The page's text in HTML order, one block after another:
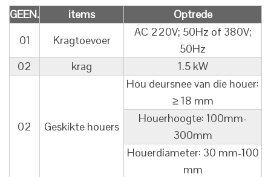
GEEN. items
Optrede
01
Kragtoevoer
AC 220V; 50Hz of 380V;
50Hz
02
krag 1.5 kW
02 Geskikte houers
Hou deursnee van die houer:
≥ 18 mm
Houerhoogte: 100mm-
300mm
Houerdiameter: 30 mm-100
mm